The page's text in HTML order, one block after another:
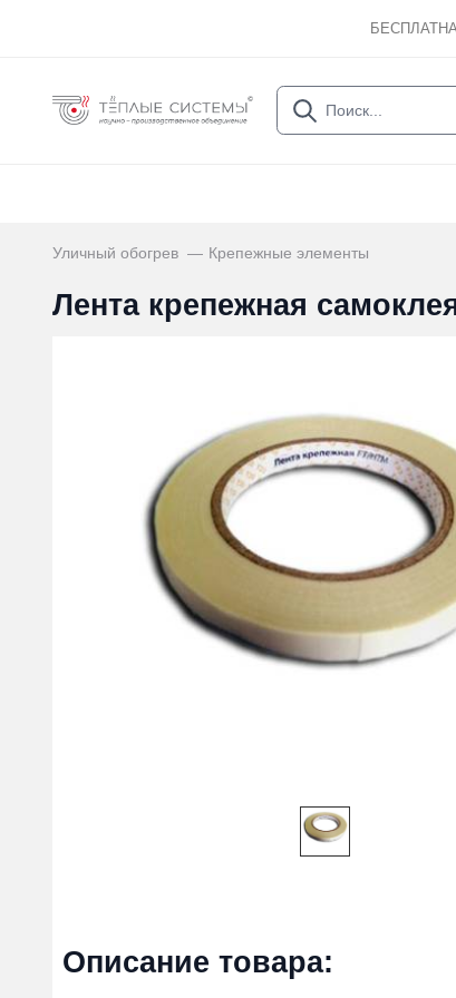
Уличный обогрев Крепежные элементы
Лента крепежная
Описание товара: